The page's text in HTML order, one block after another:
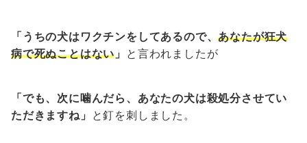
「うちの犬はワクチンをしてあるので、あなたが狂犬
病で死ぬことはない 」 と言われましたが
「でも、次に噛んだら、あなたの犬は殺処分させてい
ただきますね」 と釘を刺しました。